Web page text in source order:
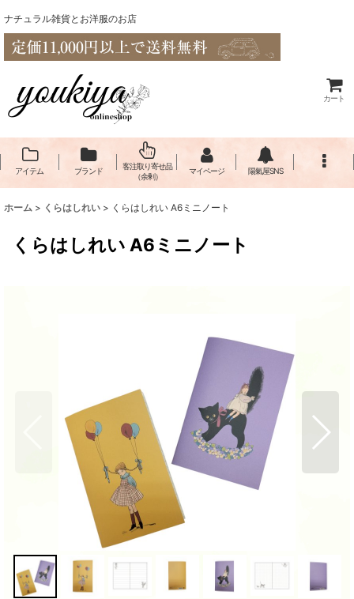
ナチュラル雑貨とお洋服のお店
カート
アイテム ブランド
客注取り寄せ品
（余剰）
マイページ 陽氣屋SNS
ホーム > くらはしれい > くらはしれい A6ミニノート
くらはしれい A6ミニノート